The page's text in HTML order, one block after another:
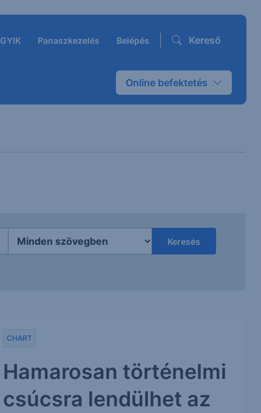
GYIK Panaszkezelés Belépés Kereső
Online befektetés
Keresés
Hamarosan történelmi
csúcsra lendülhet az
CHART